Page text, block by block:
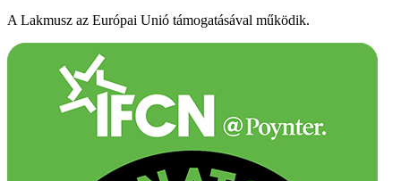
A Lakmusz az Európai Unió támogatásával működik.